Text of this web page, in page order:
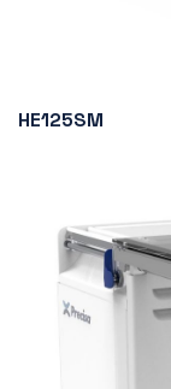
HE125SM